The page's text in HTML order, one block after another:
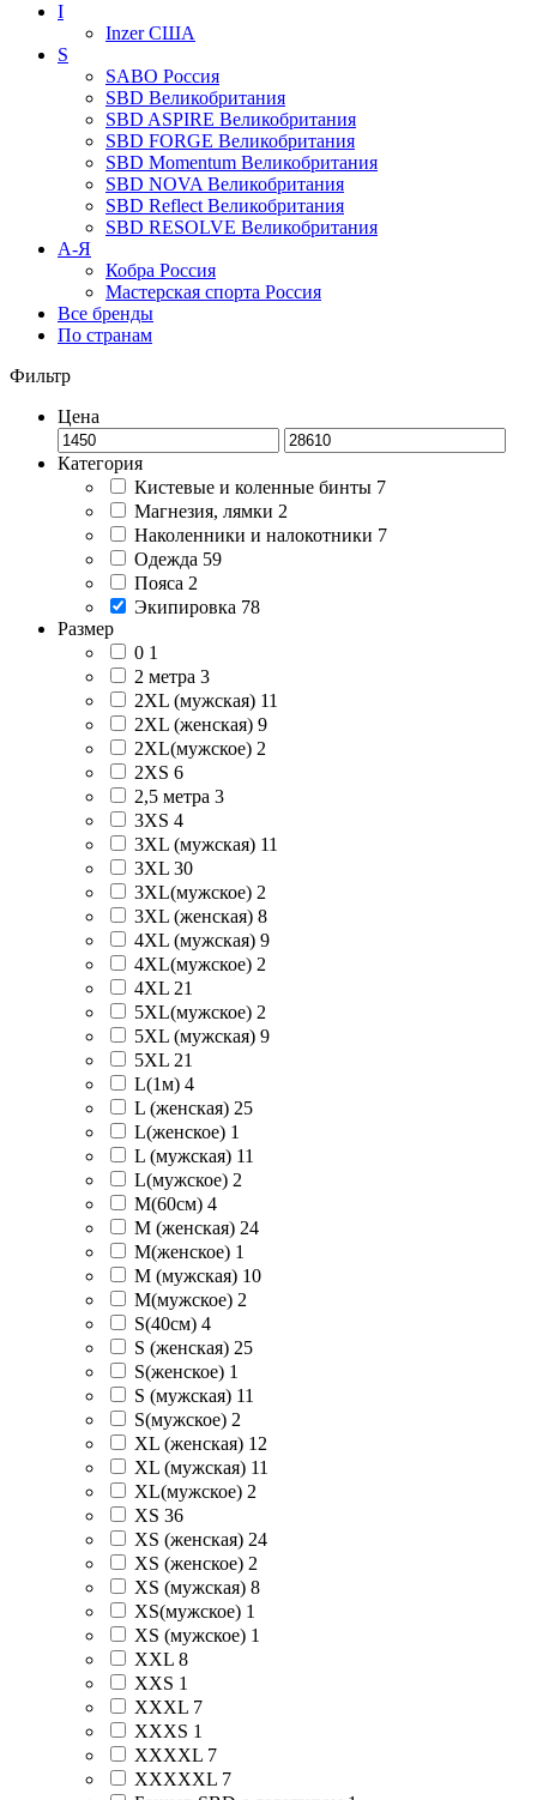
I
InzerСША
S
SABO Россия
SBD Великобритания
SBD ASPIRE Великобритания
SBD FORGE Великобритания
SBD Momentum Великобритания
SBD NOVA Великобритания
SBD Reflect Великобритания
SBD RESOLVE Великобритания
А-Я
Кобра Россия
Мастерская спорта Россия
Все бренды
По странам
Фильтр
Цена
Категория
Кистевые и коленные бинты 7
Магнезия, лямки 2
Наколенники и налокотники 7
Одежда 59
Пояса 2
Экипировка 78
Размер
0 1
2 метра 3
2XL (мужская) 11
2XL (женская) 9
2XL(мужское) 2
2XS 6
2,5 метра 3
3XS 4
3XL (мужская) 11
3XL 30
3XL(мужское) 2
3XL (женская) 8
4XL (мужская) 9
4XL(мужское) 2
4XL 21
5XL(мужское) 2
5XL (мужская) 9
5XL 21
L(1м) 4
L (женская) 25
L(женское) 1
L (мужская) 11
L(мужское) 2
M(60см) 4
M (женская) 24
M(женское) 1
M (мужская) 10
M(мужское) 2
S(40см) 4
S (женская) 25
S(женское) 1
S (мужская) 11
S(мужское) 2
XL (женская) 12
XL (мужская) 11
XL(мужское) 2
XS 36
XS (женская) 24
XS (женское) 2
XS (мужская) 8
XS(мужское) 1
XS (мужское) 1
XXL 8
XXS 1
XXXL 7
XXXS 1
XXXXL 7
XXXXXL 7